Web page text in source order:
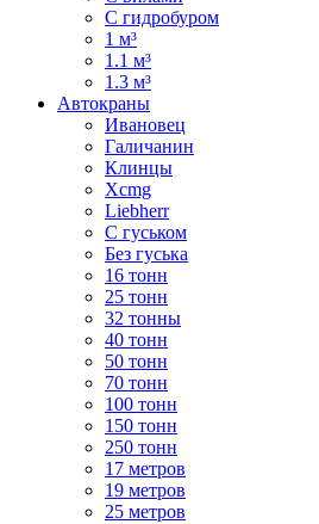
С гидробуром
1 м³
1.1 м³
1.3 м³
Автокраны
Ивановец
Галичанин
Клинцы
Xcmg
Liebherr
С гуськом
Без гуська
16 тонн
25 тонн
32 тонны
40 тонн
50 тонн
70 тонн
100 тонн
150 тонн
250 тонн
17 метров
19 метров
25 метров